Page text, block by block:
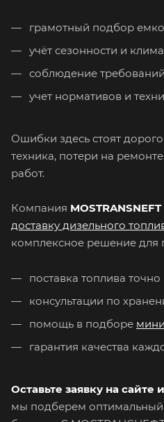
грамотный подбор
учёт сезонности и
соблюдение
учет нормативов и
Ошибки здесь стоят
техника, потери на
работ.
Компания MOSTRANSNEFT
доставку дизельного
комплексное решение для
поставка топлива точно
консультации по
помощь в подборе
гарантия качества
Оставьте заявку на сайте
мы подберем оптимальный